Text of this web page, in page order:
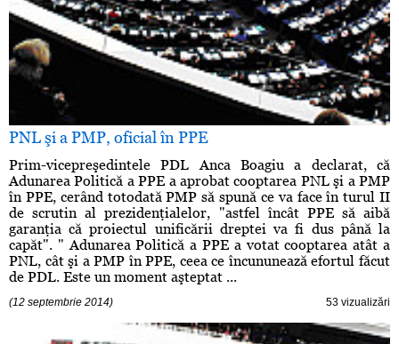
PNL şi a PMP, oficial în PPE
Prim-vicepreşedintele PDL Anca Boagiu a declarat, că
Adunarea Politică a PPE a aprobat cooptarea PNL şi a PMP
în PPE, cerând totodată PMP să spună ce va face în turul II
de scrutin al prezidenţialelor, "astfel încât PPE să aibă
garanţia că proiectul unificării dreptei va fi dus până la
capăt". " Adunarea Politică a PPE a votat cooptarea atât a
PNL, cât şi a PMP în PPE, ceea ce încununează efortul făcut
de PDL. Este un moment aşteptat ...
(12 septembrie 2014) 53 vizualizări